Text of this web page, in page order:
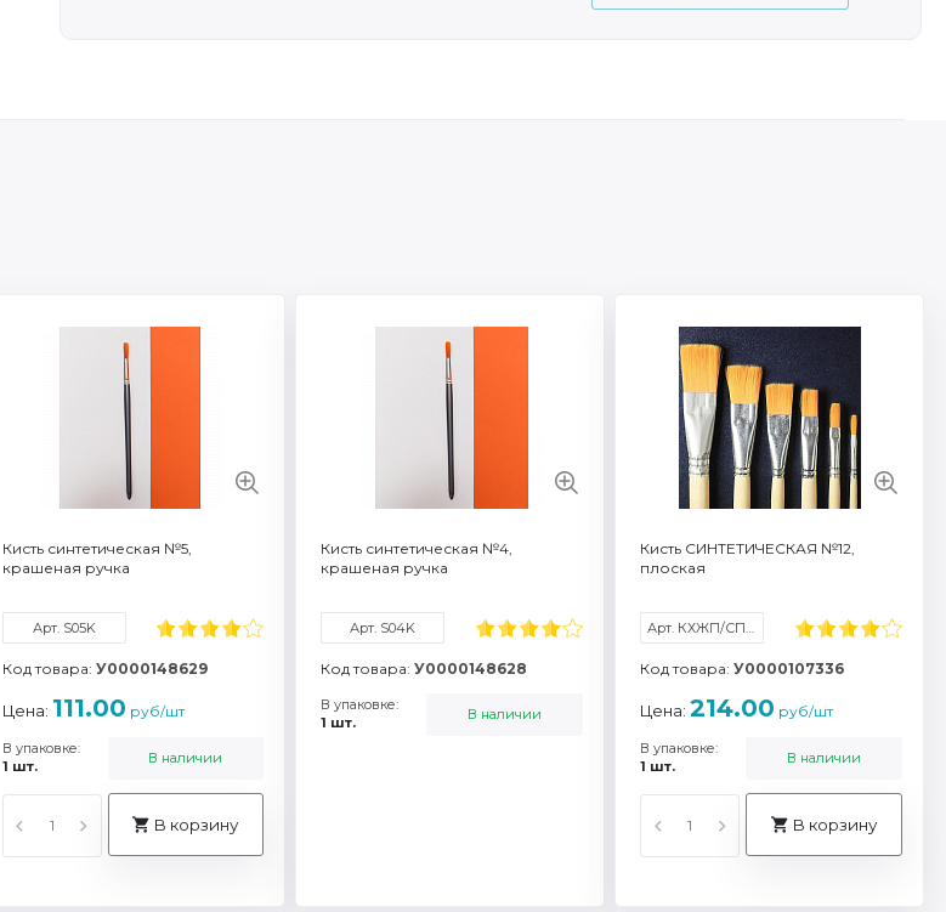
Артикул: S06K
Торговая марка: Эдельвейс
Смотреть все характеристики
Кисть синтетическая №5,
крашеная ручка
Арт. S05K
Код товара: У0000148629
Цена: 111.00 руб/шт
В упаковке:
1 шт.
В наличии
В корзину
Торговая марка: Эдельвейс
Смотреть все характеристики
Кисть синтетическая №4,
крашеная ручка
Арт. S04K
Код товара:У0000148628
В упаковке:
1 шт.
В наличии
Артикул: S04K
Торговая марка: Эдельвейс
Смотреть все характеристики
Кисть СИНТЕТИЧЕСКАЯ №12,
плоская
Арт. КХЖП/СП12
Код товара:У0000107336
Цена: 214.00 руб/шт
В упаковке:
1 шт.
В наличии
В корзину